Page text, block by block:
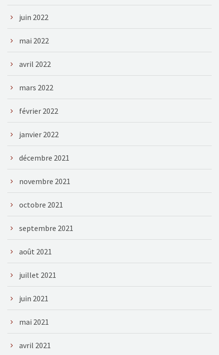
juin 2022
mai 2022
avril 2022
mars 2022
février 2022
janvier 2022
décembre 2021
novembre 2021
octobre 2021
septembre 2021
août 2021
juillet 2021
juin 2021
mai 2021
avril 2021